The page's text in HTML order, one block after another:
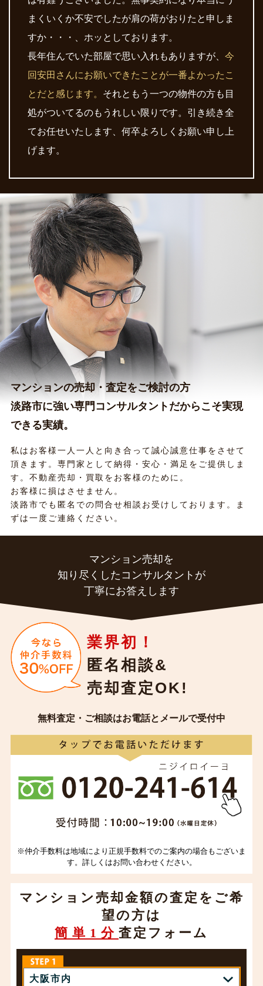
まくいくか不安でしたが肩の荷がおりたと申しま
すか・・・、ホッとしております。
長年住んでいた部屋で思い入れもありますが、 今
回安田さんにお願いできたことが一番よかったこ
とだと感じます。 それともう一つの物件の方も目
処がついてるのもうれしい限りです。引き続き全
てお任せいたします、何卒よろしくお願い申し上
げます。
マンションの売却・査定をご検討の方
淡路市に強い専門コンサルタントだからこそ実現
できる実績。
私はお客様一人一人と向き合って誠心誠意仕事をさせて
頂きます。専門家として納得・安心・満足をご提供しま
す。不動産売却・買取をお客様のために。
お客様に損はさせません。
淡路市でも匿名での問合せ相談お受けしております。ま
ずは一度ご連絡ください。
マンション売却を
知り尽くしたコンサルタントが
丁寧にお答えします
業界初！
匿名相談&
売却査定OK!
無料査定・ご相談はお電話とメールで受付中
※仲介手数料は地域により正規手数料でのご案内の場合もございま
す。詳しくはお問い合わせください。
マンション売却金額の査定をご希
望の方は
簡単1分 査定フォーム